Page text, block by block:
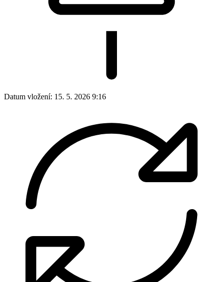
Datum vložení: 15. 5. 2026 9:16